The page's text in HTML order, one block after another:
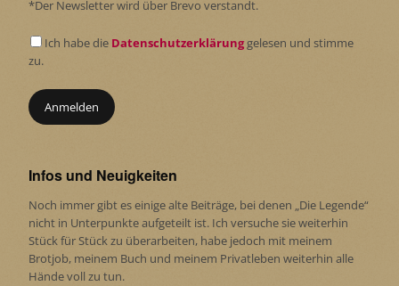
*Der Newsletter wird über Brevo verstandt.
Ich habe die Datenschutzerklärunggelesen und stimme
zu.
Infos und Neuigkeiten
Noch immer gibt es einige alte Beiträge, bei denen „Die Legende“
nicht in Unterpunkte aufgeteilt ist. Ich versuche sie weiterhin
Stück für Stück zu überarbeiten, habe jedoch mit meinem
Brotjob, meinem Buch und meinem Privatleben weiterhin alle
Hände voll zu tun.